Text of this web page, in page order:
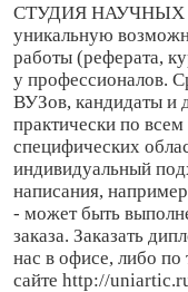
СТУДИЯ НАУЧНЫХ
уникальную
работы (реферата,
у профессионалов.
ВУЗов, кандидаты и
практически по
специфических
индивидуальный
написания,
- может быть
заказа. Заказать
нас в офисе, либо
сайте http://